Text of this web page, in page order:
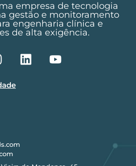
empresa de tecnologia
gestão e monitoramento
engenharia clínica e
de alta exigência.